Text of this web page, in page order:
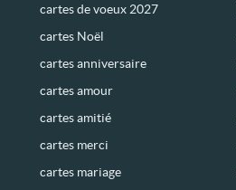
cartes de voeux 2027
cartes Noël
cartes anniversaire
cartes amour
cartes amitié
cartes merci
cartes mariage